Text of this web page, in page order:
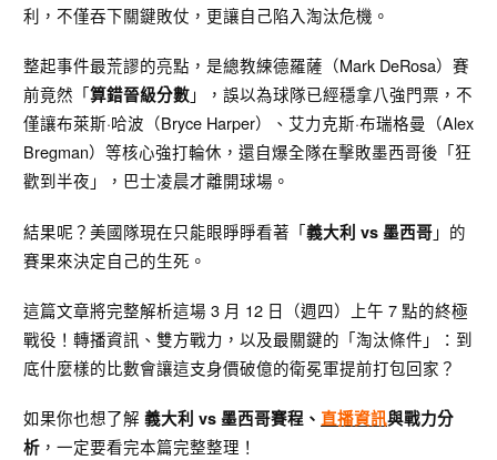
利，不僅吞下關鍵敗仗，更讓自己陷入淘汰危機。
整起事件最荒謬的亮點，是總教練德羅薩（Mark DeRosa）賽
前竟然「算錯晉級分數 」，誤以為球隊已經穩拿八強門票，不
僅讓布萊斯·哈波（Bryce Harper）、艾力克斯·布瑞格曼（Alex
Bregman）等核心強打輪休，還自爆全隊在擊敗墨西哥後「狂
歡到半夜」，巴士凌晨才離開球場。
結果呢？美國隊現在只能眼睜睜看著「義大利 vs 墨西哥 」的
賽果來決定自己的生死。
這篇文章將完整解析這場 3 月 12 日（週四）上午 7 點的終極
戰役！轉播資訊、雙方戰力，以及最關鍵的「淘汰條件」：到
底什麼樣的比數會讓這支身價破億的衛冕軍提前打包回家？
如果你也想了解義大利 vs 墨西哥賽程、直播資訊與戰力分
析 ，一定要看完本篇完整整理！